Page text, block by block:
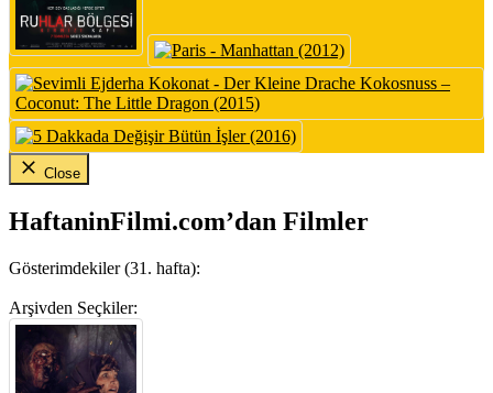
Close
HaftaninFilmi.com’dan Filmler
Gösterimdekiler (31. hafta):
Arşivden Seçkiler: